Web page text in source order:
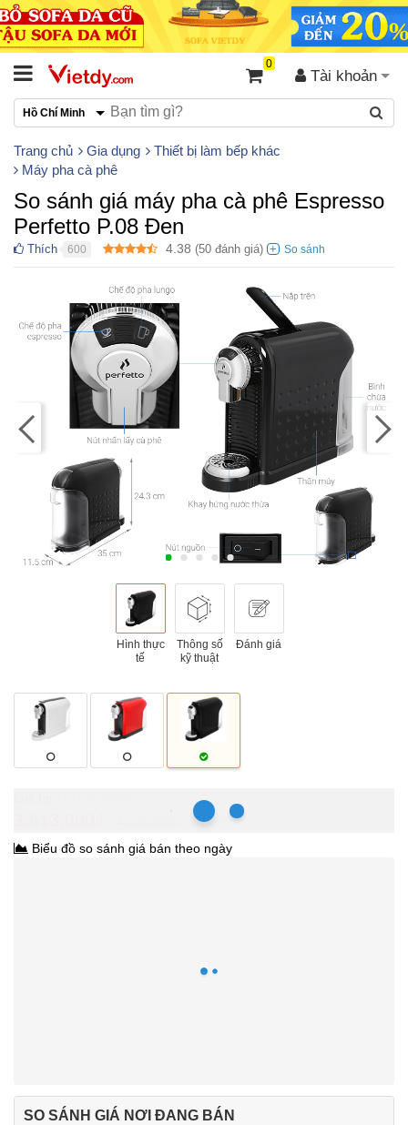
Tài khoản
0
Hồ Chí Minh
Trang chủ Gia dụng
Thiết bị làm bếp khác
Máy pha cà phê
So sánh giá máy pha cà phê Espresso
Perfetto P.08 Đen
Thích 600 4.38 (50 đánh giá)
Hình thực
tế
Thông số
kỹ thuật
Đánh giá
-14%
Biểu đồ so sánh giá bán theo ngày
SO SÁNH GIÁ NƠI ĐANG BÁN